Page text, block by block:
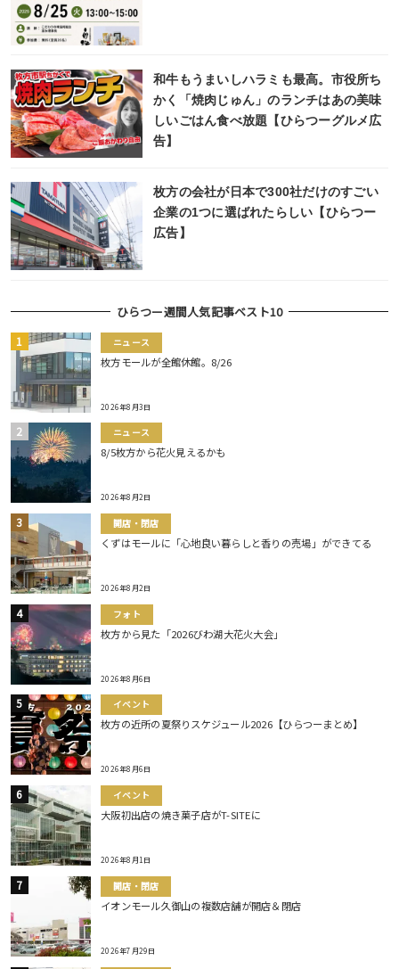
和牛もうまいしハラミも最高。市役所ち
かく「焼肉じゅん」のランチはあの美味
しいごはん食べ放題【ひらつーグルメ広
告】
枚方の会社が日本で300社だけのすごい
企業の1つに選ばれたらしい【ひらつー
広告】
ひらつー週間人気記事ベスト10
ニュース
枚方モールが全館休館。8/26
2026年8月3日
ニュース
8/5枚方から花火見えるかも
2026年8月2日
開店・閉店
くずはモールに「心地良い暮らしと香りの売場」ができてる
2026年8月2日
フォト
枚方から見た「2026びわ湖大花火大会」
2026年8月6日
イベント
枚方の近所の夏祭りスケジュール2026【ひらつーまとめ】
2026年8月6日
イベント
大阪初出店の焼き菓子店がT-SITEに
2026年8月1日
開店・閉店
イオンモール久御山の複数店舗が開店＆閉店
2026年7月29日